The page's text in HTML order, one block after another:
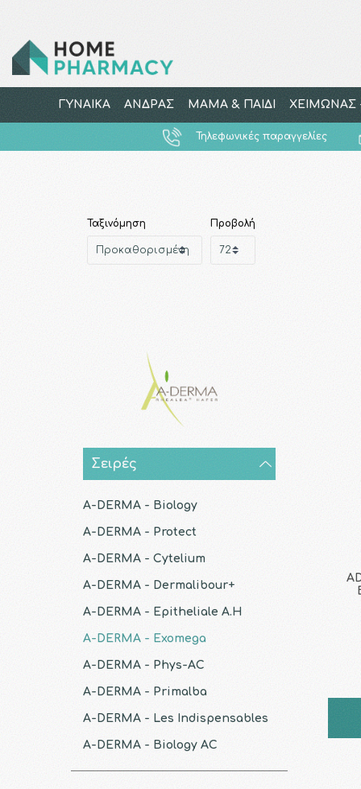
ΓΥΝΑΙΚΑ ΑΝΔΡΑΣ ΜΑΜΑ & ΠΑΙΔΙ ΧΕΙΜΩΝΑΣ
Τηλεφωνικές παραγγελίες
Ταξινόμηση Προβολή
Σειρές
A-DERMA - Biology
A-DERMA - Protect
A-DERMA - Cytelium
A-DERMA - Dermalibour+
A-DERMA - Epitheliale A.H
A-DERMA - Exomega
A-DERMA - Phys-AC
A-DERMA - Primalba
A-DERMA - Les Indispensables
A-DERMA - Biology AC